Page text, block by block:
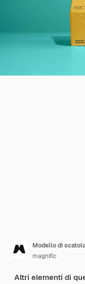
Modello di
magnific
Altri elementi di